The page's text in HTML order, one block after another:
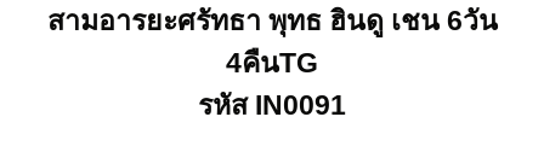
สามอารยะศรัทธา พุทธ ฮินดู เชน 6วัน
4คืนTG
รหัส IN0091